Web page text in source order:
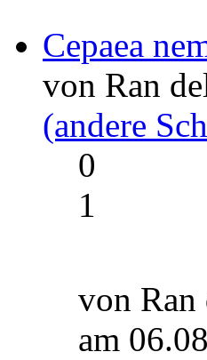
Cepaea
von Ran
(andere
0
1
von Ran
am